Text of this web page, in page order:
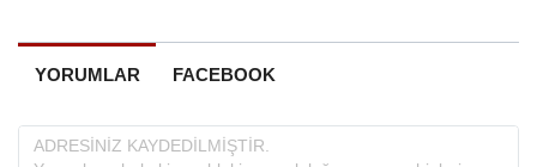
YORUMLAR FACEBOOK